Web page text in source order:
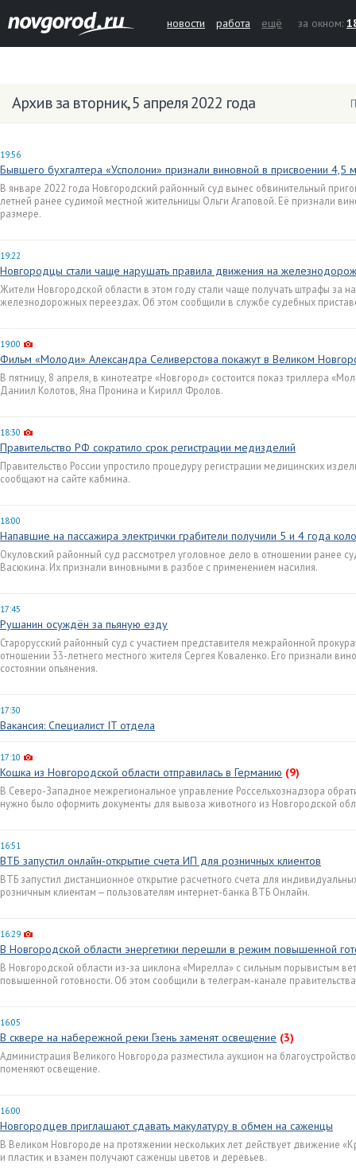
новости работа ещё за окном:
Архив за вторник, 5 апреля 2022 года
19:56
Бывшего бухгалтера «Усполони» признали виновной в присвоении 4,5
В январе 2022 года Новгородский районный суд вынес обвинительный
летней ранее судимой местной жительницы Ольги Агаповой. Её признали
размере.
19:22
Новгородцы стали чаще нарушать правила движения на
Жители Новгородской области в этом году стали чаще получать штрафы за
железнодорожных переездах. Об этом сообщили в службе судебных
19:00
Фильм «Молоди» Александра Селиверстова покажут в Великом
В пятницу, 8 апреля, в кинотеатре «Новгород» состоится показ триллера
Даниил Колотов, Яна Пронина и Кирилл Фролов.
18:30
Правительство РФ сократило срок регистрации медизделий
Правительство России упростило процедуру регистрации медицинских
сообщают на сайте кабмина.
18:00
Напавшие на пассажира электрички грабители получили 5 и 4 года
Окуловский районный суд рассмотрел уголовное дело в отношении ранее
Васюкина. Их признали виновными в разбое с применением насилия.
17:45
Рушанин осуждён за пьяную езду
Старорусский районный суд с участием представителя межрайонной
отношении 33-летнего местного жителя Сергея Коваленко. Его признали
состоянии опьянения.
17:30
Вакансия: Специалист IT отдела
17:10
Кошка из Новгородской области отправилась в Германию (9)
В Северо-Западное межрегиональное управление Россельхознадзора
нужно было оформить документы для вывоза животного из Новгородской
16:51
ВТБ запустил онлайн-открытие счета ИП для розничных клиентов
ВТБ запустил дистанционное открытие расчетного счета для
розничным клиентам — пользователям интернет-банка ВТБ Онлайн.
16:29
В Новгородской области энергетики перешли в режим повышенной
В Новгородской области из-за циклона «Мирелла» с сильным порывистым
повышенной готовности. Об этом сообщили в телеграм-канале
16:05
В сквере на набережной реки Гзень заменят освещение (3)
Администрация Великого Новгорода разместила аукцион на
поменяют освещение.
16:00
Новгородцев приглашают сдавать макулатуру в обмен на саженцы
В Великом Новгороде на протяжении нескольких лет действует движение
и пластик и взамен получают саженцы цветов и деревьев.